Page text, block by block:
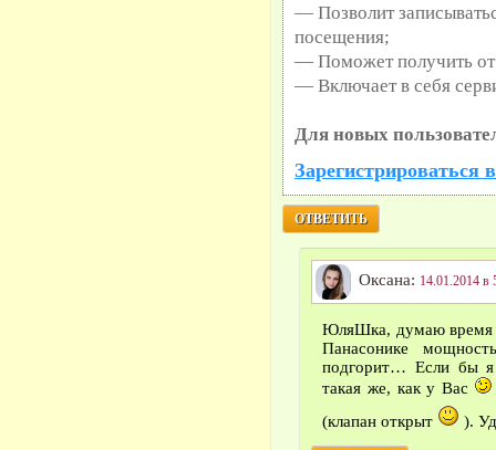
— Позволит
посещения;
— Поможет получить от
— Включает в себя
Для новых
Зарегистрироваться
ОТВЕТИТЬ
Оксана: 14.01.2014 в
ЮляШка, думаю время
Панасонике
подгорит… Если бы я
такая же, как у Вас
(клапан открыт
).